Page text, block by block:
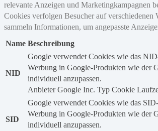
relevante Anzeigen und Marketingkampagnen
Cookies verfolgen Besucher auf verschiedenen
sammeln Informationen, um angepasste
Name Beschreibung
NID
Google verwendet Cookies wie das
Werbung in Google-Produkten wie der
individuell anzupassen.
Anbieter Google Inc. Typ Cookie
SID
Google verwendet Cookies wie das
Werbung in Google-Produkten wie der
individuell anzupassen.